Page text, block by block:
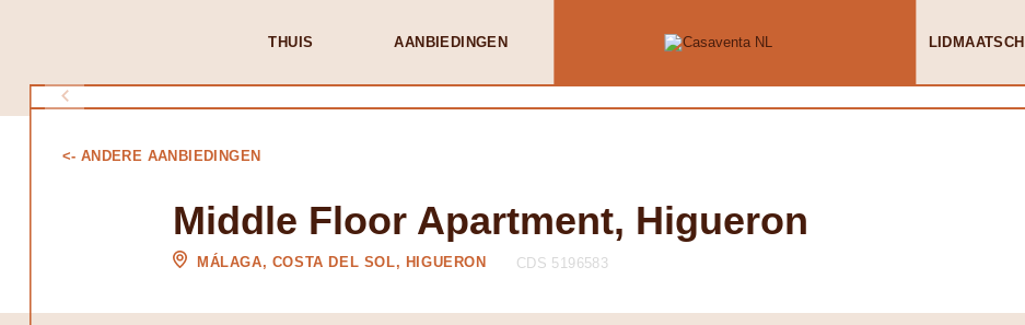
THUIS AANBIEDINGEN
<- ANDERE AANBIEDINGEN
Middle Floor Apartment, Higueron
MÁLAGA, COSTA DEL SOL, HIGUERON CDS 5196583